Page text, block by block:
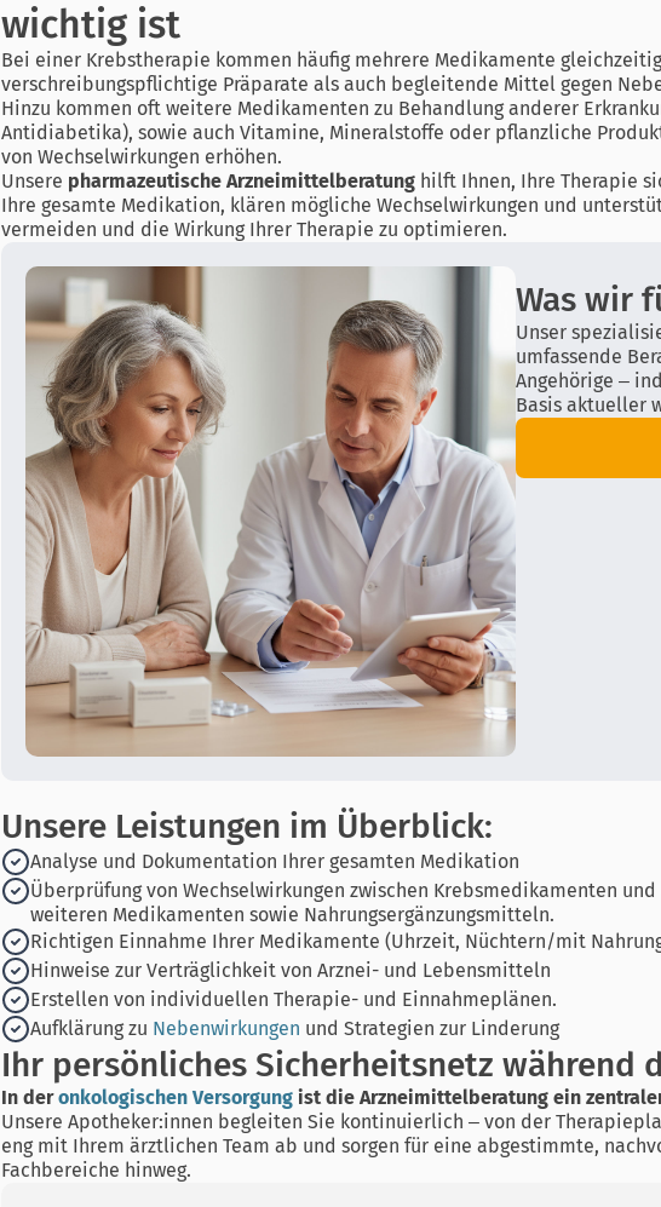
wichtig ist
Bei einer Krebstherapie kommen häufig mehrere Medikamente
verschreibungspflichtige Präparate als auch begleitende Mittel gegen
Hinzu kommen oft weitere Medikamenten zu Behandlung anderer
Antidiabetika), sowie auch Vitamine, Mineralstoffe oder pflanzliche
von Wechselwirkungen erhöhen.
Unsere pharmazeutische Arzneimittelberatung hilft Ihnen, Ihre Therapie
Ihre gesamte Medikation, klären mögliche Wechselwirkungen und
vermeiden und die Wirkung Ihrer Therapie zu optimieren.
Was wir
Unser
umfassende
Angehörige –
Basis aktueller
Unsere Leistungen im Überblick:
Analyse und Dokumentation Ihrer gesamten Medikation
Überprüfung von Wechselwirkungen zwischen Krebsmedikamenten
weiteren Medikamenten sowie Nahrungsergänzungsmitteln.
Richtigen Einnahme Ihrer Medikamente (Uhrzeit, Nüchtern/mit
Hinweise zur Verträglichkeit von Arznei- und Lebensmitteln
Erstellen von individuellen Therapie- und Einnahmeplänen.
Aufklärung zu Nebenwirkungen und Strategien zur Linderung
Ihr persönliches Sicherheitsnetz während
In deronkologischen Versorgung ist die Arzneimittelberatung ein
Unsere Apotheker:innen begleiten Sie kontinuierlich – von der
eng mit Ihrem ärztlichen Team ab und sorgen für eine abgestimmte,
Fachbereiche hinweg.